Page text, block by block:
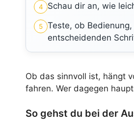
4 Schau dir an, wie
5
Teste, ob
entscheidenden
Ob das sinnvoll ist, hängt
fahren. Wer dagegen
So gehst du bei der